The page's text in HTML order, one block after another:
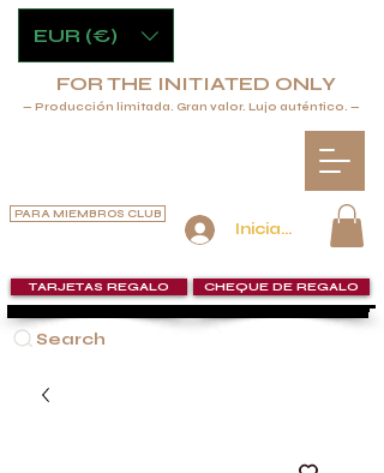
Iniciar sesión
PARA MIEMBROS CLUB
Search
TARJETAS REGALO CHEQUE DE REGALO
FOR THE INITIATED ONLY
— Producción limitada. Gran valor. Lujo auténtico. —
EUR (€)